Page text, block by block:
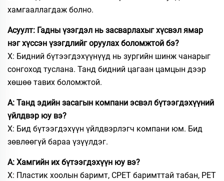
хамгааллагдаж болно.
Асуулт: Гадны үзэгдэл нь засварлахыг хүсвэл ямар
нэг хүссэн үзэгдлийг оруулах боломжтой бэ?
Х: Бидний бүтээгдэхүүнүүд нь зургийн шинж чанарыг
сонгоход туслана. Танд бидний цагаан цамцын дээр
хөшөө тавих боломжтой.
А: Танд эдийн засагын компани эсвэл бүтээгдэхүүний
үйлдвэр юу вэ?
Х: Бид бүтээгдэхүүн үйлдвэрлэгч компани юм. Бид
зөвлөөгүй бараа үзүүлдэг.
А: Хамгийн их бүтээгдэхүүн юу вэ?
Х: Пластик хоолын баримт, CPET баримттай табан, PET